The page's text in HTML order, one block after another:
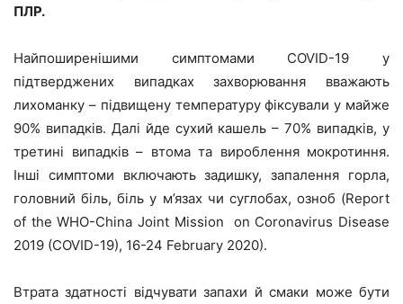
ПЛР.
Найпоширенішими симптомами COVID-19 у
підтверджених випадках захворювання вважають
лихоманку – підвищену температуру фіксували у майже
90% випадків. Далі йде сухий кашель – 70% випадків, у
третині випадків – втома та вироблення мокротиння.
Інші симптоми включають задишку, запалення горла,
головний біль, біль у м’язах чи суглобах, озноб (Report
of the WHO-China Joint Mission on Coronavirus Disease
2019 (COVID-19), 16-24 February 2020).
Втрата здатності відчувати запахи й смаки може бути